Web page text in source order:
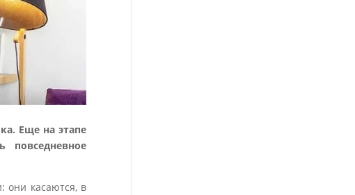
Еще на этапе
повседневное
они касаются, в